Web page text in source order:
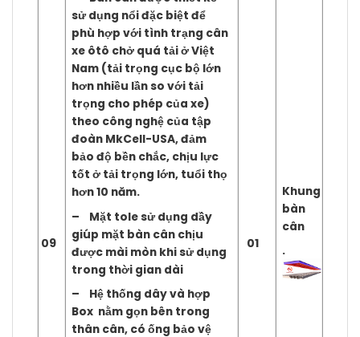
09
sử dụng nổi đặc biệt để
phù hợp với tình trạng cân
xe ôtô chở quá tải ở Việt
Nam (tải trọng cục bộ lớn
hơn nhiều lần so với tải
trọng cho phép của xe)
theo công nghệ của tập
đoàn MkCell-USA, đảm
bảo độ bền chắc, chịu lực
tốt ở tải trọng lớn, tuổi thọ
hơn 10 năm.
– Mặt tole sử dụng dầy
giúp mặt bàn cân chịu
được mài mòn khi sử dụng
trong thời gian dài
– Hệ thống dây và hợp
Box nằm gọn bên trong
thân cân, có ống bảo vệ
01
Khung
bàn
cân
.